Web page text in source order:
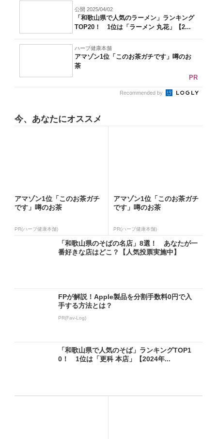
公開 2025/04/02
「和歌山県で人気のラーメン」ランキング
TOP20！ 1位は「ラーメン 丸花」【2...
ハーブ健康本舗
アマゾン1位「このお茶ガチです」噂のお
茶
PR
Recommended by
今、あなたにオススメ
アマゾン1位「このお茶ガチ
です」噂のお茶
PR(ハーブ健康本舗)
アマゾン1位「このお茶ガチ
です」噂のお茶
PR(ハーブ健康本舗)
「和歌山県のそばの名店」8選！ あなたが一
番好きな店はどこ？【人気投票実施中】
FPが解説！Apple製品を分割手数料0円で入
手する方法とは？
PR(Fav-Log)
「和歌山県で人気のそば」ランキングTOP1
0！ 1位は「更科 本店」【2024年...